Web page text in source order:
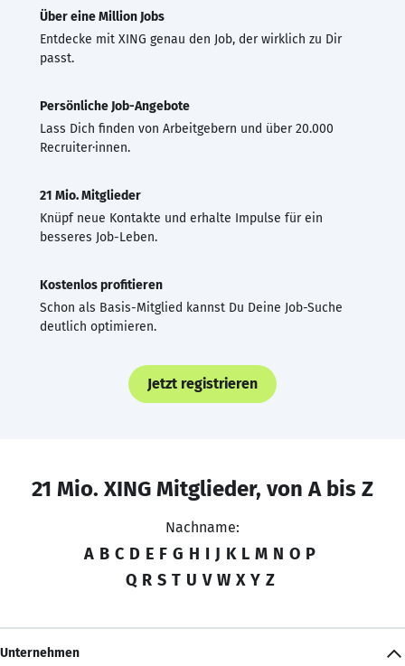
Über eine Million Jobs
Entdecke mit XING genau den Job, der wirklich zu Dir
passt.
Persönliche Job-Angebote
Lass Dich finden von Arbeitgebern und über 20.000
Recruiter·innen.
21 Mio. Mitglieder
Knüpf neue Kontakte und erhalte Impulse für ein
besseres Job-Leben.
Kostenlos profitieren
Schon als Basis-Mitglied kannst Du Deine Job-Suche
deutlich optimieren.
Jetzt registrieren
21 Mio. XING Mitglieder, von A bis Z
Nachname:
A B C D E F G H I J K L M N O P
Q R S T U V W X Y Z
Unternehmen